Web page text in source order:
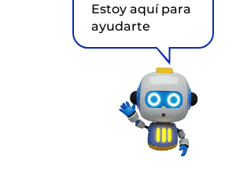
Estoy aquí para
ayudarte